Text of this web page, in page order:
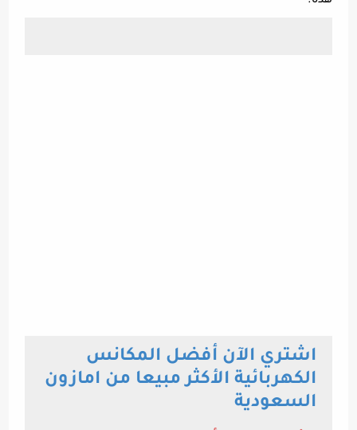
اشتري الآن أفضل المكانس
الكهربائية الأكثر مبيعا من امازون
السعودية